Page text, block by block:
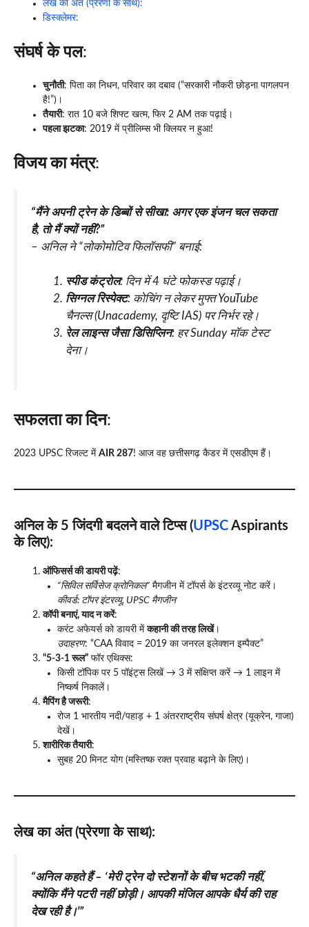
लेख का अंत (प्रेरणा के साथ):
डिस्क्लेमर:
संघर्ष के पल:
चुनौती: पिता का निधन, परिवार का दबाव (“सरकारी नौकरी छोड़ना पागलपन
है!”)।
तैयारी: रात 10 बजे शिफ्ट खत्म, फिर 2 AM तक पढ़ाई।
पहला झटका: 2019 में प्रीलिम्स भी क्लियर न हुआ!
विजय का मंत्र:
“मैंने अपनी ट्रेन के डिब्बों से सीखा: अगर एक इंजन चल सकता
है, तो मैं क्यों नहीं?”
– अनिल ने“लोकोमोटिव फिलॉसफी” बनाई:
स्पीड कंट्रोल: दिन में 4 घंटे फोकस्ड पढ़ाई।
सिग्नल रिस्पेक्ट: कोचिंग न लेकर मुफ्त YouTube
चैनल्स (Unacademy, दृष्टि IAS) पर निर्भर रहे।
रेल लाइन्स जैसा डिसिप्लिन: हर Sunday मॉक टेस्ट
देना।
सफलता का दिन:
2023 UPSC रिजल्ट में AIR 287! आज वह छत्तीसगढ़ कैडर में एसडीएम हैं।
अनिल के 5 जिंदगी बदलने वाले टिप्स (UPSC Aspirants
के लिए):
ऑफिसर्स की डायरी पढ़ें:
“सिविल सर्विसेज क्रोनिकल” मैगजीन में टॉपर्स के इंटरव्यू नोट करें।
कीवर्ड: टॉपर इंटरव्यू, UPSC मैगजीन
कॉपी बनाएं, याद न करें:
करंट अफेयर्स को डायरी मेंकहानी की तरह लिखें।
उदाहरण: “CAA विवाद = 2019 का जनरल इलेक्शन इम्पैक्ट”
“5-3-1 रूल” फॉर एथिक्स:
किसी टॉपिक पर 5 पॉइंट्स लिखें → 3 में संक्षिप्त करें → 1 लाइन में
निष्कर्ष निकालें।
मैपिंग है जरूरी:
रोज 1 भारतीय नदी/पहाड़ + 1 अंतरराष्ट्रीय संघर्ष क्षेत्र (यूक्रेन, गाजा)
देखें।
शारीरिक तैयारी:
सुबह 20 मिनट योग (मस्तिष्क रक्त प्रवाह बढ़ाने के लिए)।
लेख का अंत (प्रेरणा के साथ):
“अनिल कहते हैं – ‘मेरी ट्रेन दो स्टेशनों के बीच भटकी नहीं,
क्योंकि मैंने पटरी नहीं छोड़ी। आपकी मंजिल आपके धैर्य की राह
देख रही है।'”